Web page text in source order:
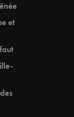
et